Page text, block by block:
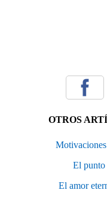
OTROS
Motivaciones
El punto
El amor